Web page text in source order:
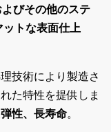
びその他のステ
トな表面仕上
技術により製造さ
た特性を提供しま
性、長寿命。